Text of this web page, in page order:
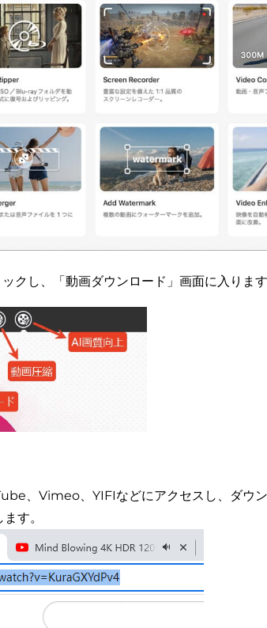
クし、「動画ダウンロード」画面に入ります
、Vimeo、YIFIなどにアクセスし、ダウ
す。